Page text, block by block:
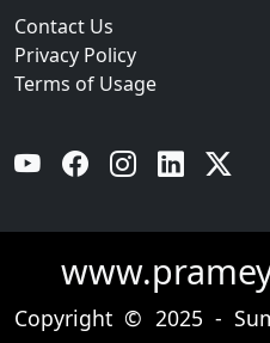
Contact Us
Privacy Policy
Terms of Usage
YouTube Facebook Instagram Linkedin
Copyright © 2025 -